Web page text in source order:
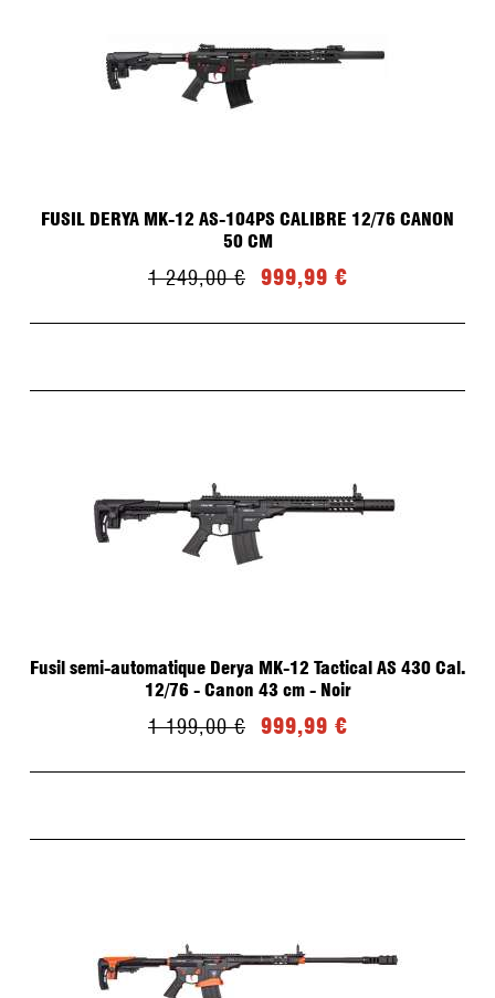
FUSIL DERYA MK-12 AS-104PS CALIBRE 12/76 CANON
50 CM
1 249,00 € 999,99 €
Fusil semi-automatique Derya MK-12 Tactical AS 430 Cal.
12/76 - Canon 43 cm - Noir
1 199,00 € 999,99 €